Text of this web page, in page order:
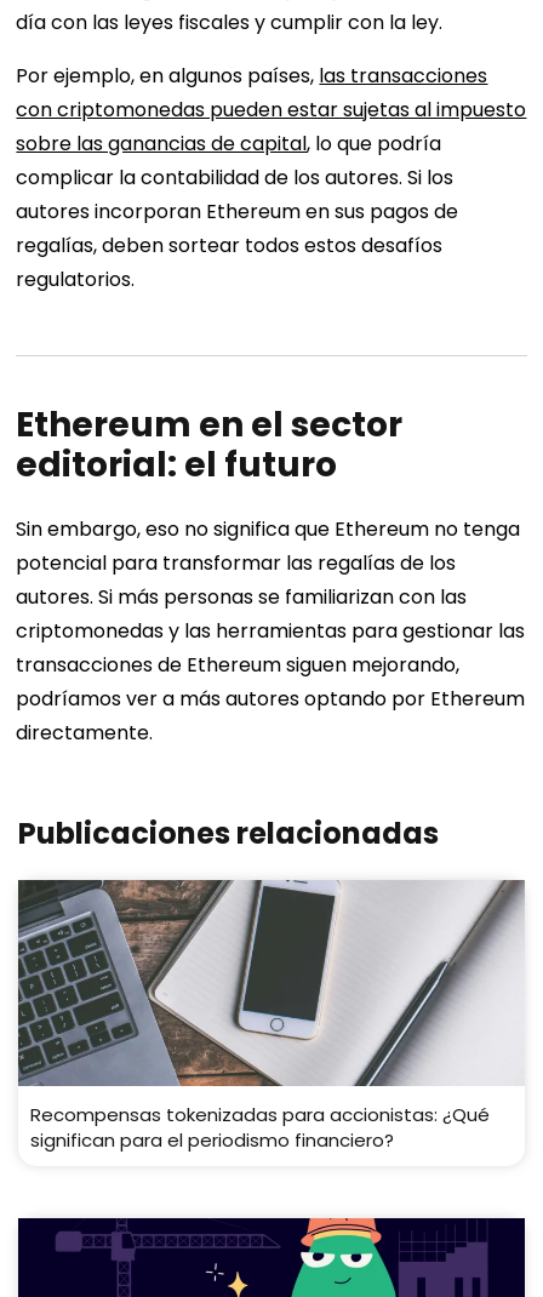
día con las leyes fiscales y cumplir con la ley.
Por ejemplo, en algunos países, las transacciones
con criptomonedas pueden estar sujetas al impuesto
sobre las ganancias de capital, lo que podría
complicar la contabilidad de los autores. Si los
autores incorporan Ethereum en sus pagos de
regalías, deben sortear todos estos desafíos
regulatorios.
Ethereum en el sector
editorial: el futuro
Sin embargo, eso no significa que Ethereum no tenga
potencial para transformar las regalías de los
autores. Si más personas se familiarizan con las
criptomonedas y las herramientas para gestionar las
transacciones de Ethereum siguen mejorando,
podríamos ver a más autores optando por Ethereum
directamente.
Publicaciones relacionadas
Recompensas tokenizadas para accionistas: ¿Qué
significan para el periodismo financiero?